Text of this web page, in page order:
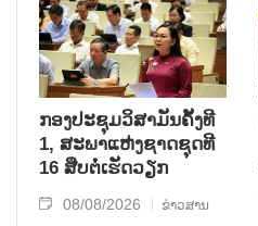
ກອງປະຊຸມວິສາມັນຄັ້ງທີ
1, ສະພາແຫ່ງຊາດຊຸດທີ
16 ສືບຕໍ່ເຮັດວຽກ
08/08/2026 ຂ່າວສານ